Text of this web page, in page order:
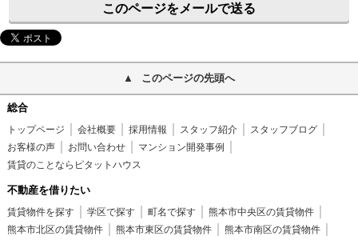
このページをメールで送る
このページの先頭へ
総合
トップページ 会社概要 採用情報 スタッフ紹介
スタッフブログ
お客様の声
お問い合わせ
マンション開発事例
賃貸のことならピタットハウス
不動産を借りたい
賃貸物件を探す 学区で探す 町名で探す
熊本市中央区の賃貸物件
熊本市北区の賃貸物件
熊本市東区の賃貸物件
熊本市南区の賃貸物件